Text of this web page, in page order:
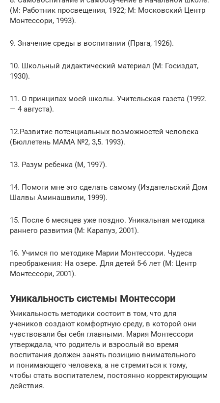
(М: Работник просвещения, 1922; М: Московский Центр
Монтессори, 1993).
9. Значение среды в воспитании (Прага, 1926).
10. Школьный дидактический материал (М: Госиздат,
1930).
11. О принципах моей школы. Учительская газета (1992.
— 4 августа).
12.Развитие потенциальных возможностей человека
(Бюллетень МАМА №2, 3,5. 1993).
13. Разум ребенка (М, 1997).
14. Помоги мне это сделать самому (Издательский Дом
Шалвы Аминашвили, 1999).
15. После 6 месяцев уже поздно. Уникальная методика
раннего развития (М: Карапуз, 2001).
16. Учимся по методике Марии Монтессори. Чудеса
преображения: На озере. Для детей 5-6 лет (М: Центр
Монтессори, 2001).
Уникальность системы Монтессори
Уникальность методики состоит в том, что для
учеников создают комфортную среду, в которой они
чувствовали бы себя главными. Мария Монтессори
утверждала, что родитель и взрослый во время
воспитания должен занять позицию внимательного
и понимающего человека, а не стремиться к тому,
чтобы стать воспитателем, постоянно корректирующим
действия.